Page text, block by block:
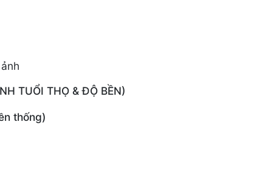
TUỔI THỌ & ĐỘ BỀN)
thống)